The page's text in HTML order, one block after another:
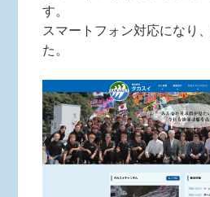
す。
スマートフォン対応になり
た。